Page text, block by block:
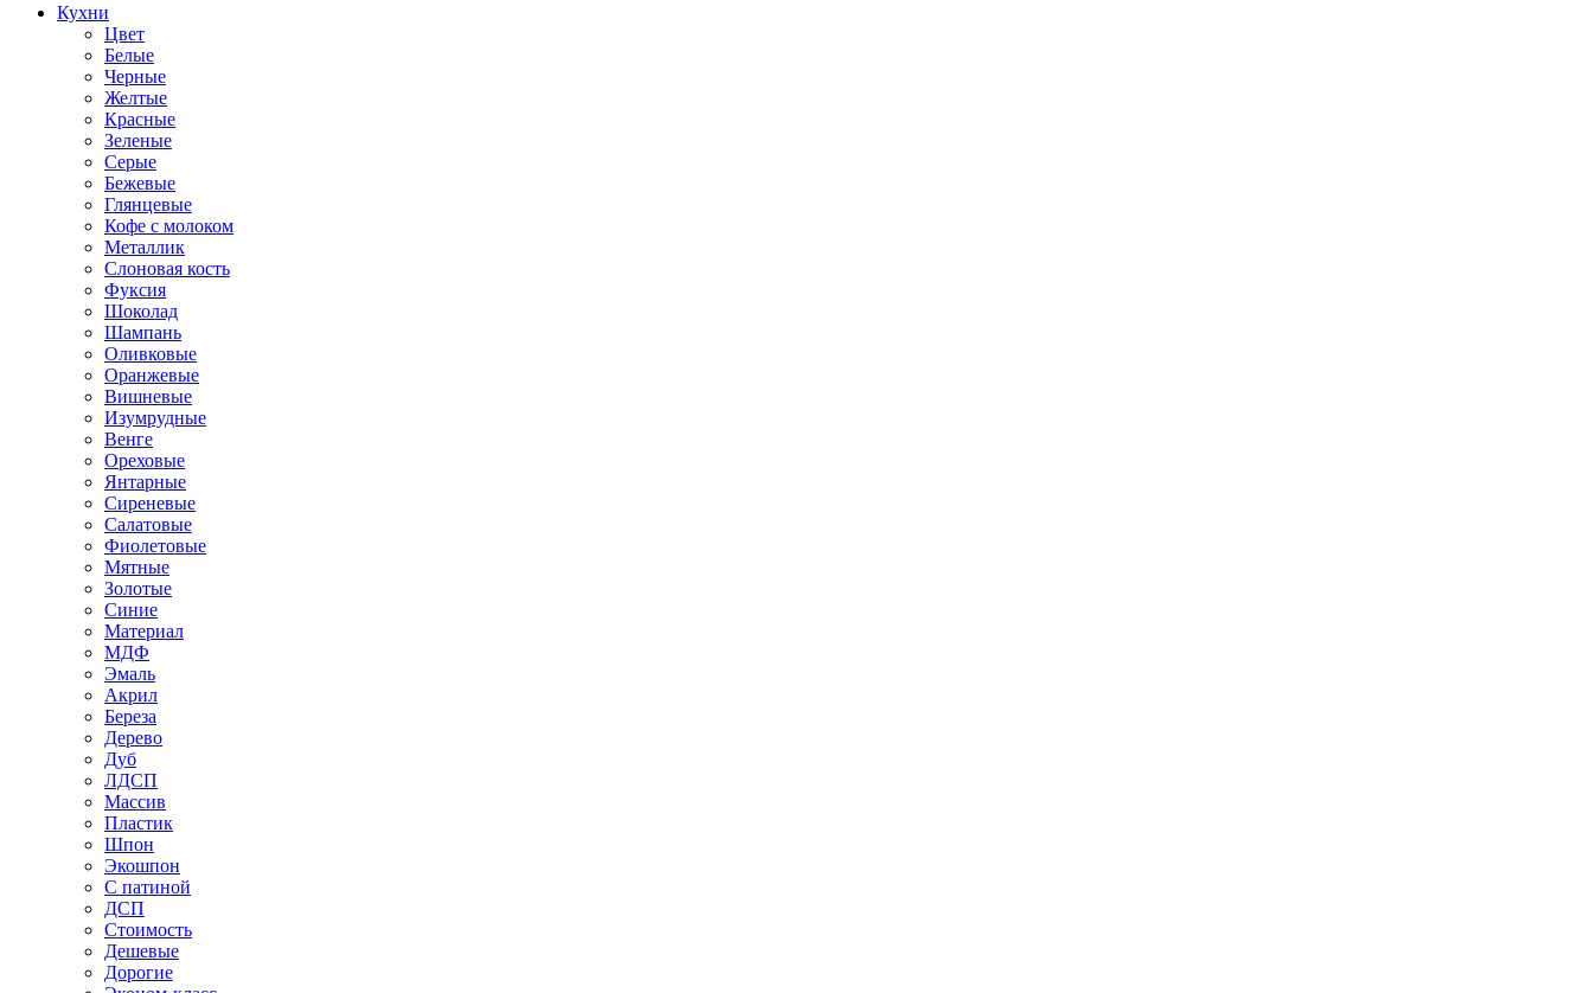
Кухни
Цвет
Белые
Черные
Желтые
Красные
Зеленые
Серые
Бежевые
Глянцевые
Кофе с молоком
Металлик
Слоновая кость
Фуксия
Шоколад
Шампань
Оливковые
Оранжевые
Вишневые
Изумрудные
Венге
Ореховые
Янтарные
Сиреневые
Салатовые
Фиолетовые
Мятные
Золотые
Синие
Материал
МДФ
Эмаль
Акрил
Береза
Дерево
Дуб
ЛДСП
Массив
Пластик
Шпон
Экошпон
С патиной
ДСП
Стоимость
Дешевые
Дорогие